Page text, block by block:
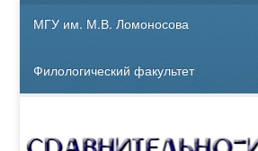
МГУ им. М.В. Ломоносова
Филологический факультет